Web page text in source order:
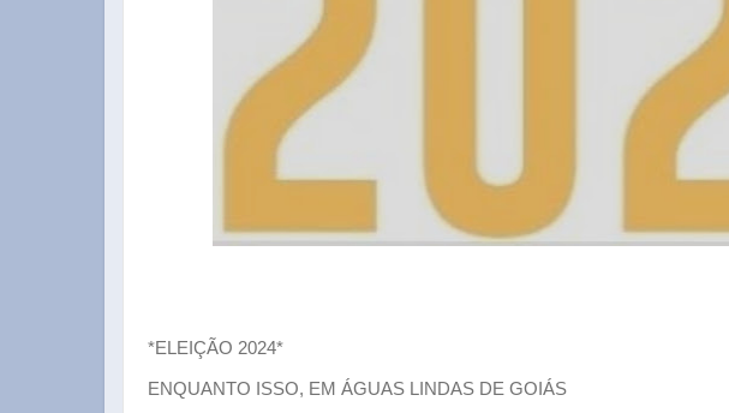
*ELEIÇÃO 2024*
ENQUANTO ISSO, EM ÁGUAS LINDAS DE GOIÁS